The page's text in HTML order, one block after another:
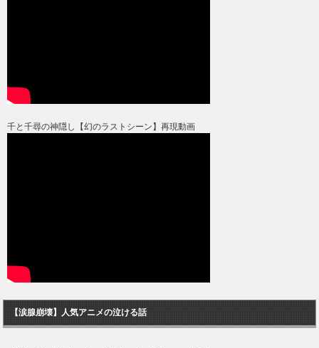
千と千尋の神隠し【幻のラストシーン】再現動画
【涙腺崩壊】人気アニメの泣ける話